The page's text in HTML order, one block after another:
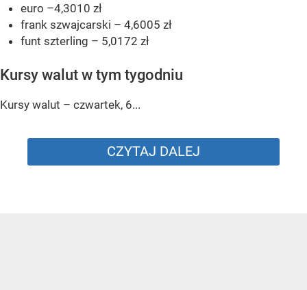
euro –4,3010 zł
frank szwajcarski – 4,6005 zł
funt szterling – 5,0172 zł
Kursy walut w tym tygodniu
Kursy walut – czwartek, 6...
CZYTAJ DALEJ